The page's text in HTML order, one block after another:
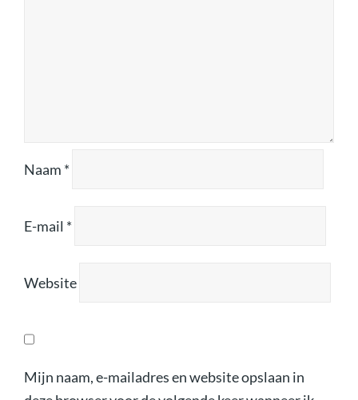
Naam *
E-mail *
Website
Mijn naam, e-mailadres en website opslaan in